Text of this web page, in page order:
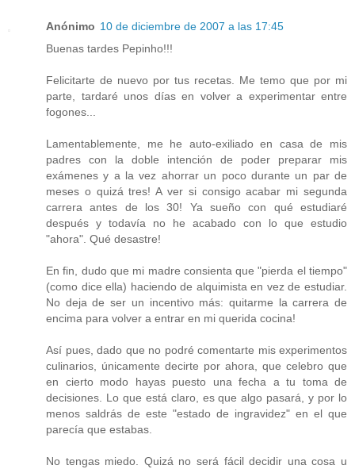
Anónimo 10 de diciembre de 2007 a las 17:45
Buenas tardes Pepinho!!!
Felicitarte de nuevo por tus recetas. Me temo que por mi
parte, tardaré unos días en volver a experimentar entre
fogones...
Lamentablemente, me he auto-exiliado en casa de mis
padres con la doble intención de poder preparar mis
exámenes y a la vez ahorrar un poco durante un par de
meses o quizá tres! A ver si consigo acabar mi segunda
carrera antes de los 30! Ya sueño con qué estudiaré
después y todavía no he acabado con lo que estudio
"ahora". Qué desastre!
En fin, dudo que mi madre consienta que "pierda el tiempo"
(como dice ella) haciendo de alquimista en vez de estudiar.
No deja de ser un incentivo más: quitarme la carrera de
encima para volver a entrar en mi querida cocina!
Así pues, dado que no podré comentarte mis experimentos
culinarios, únicamente decirte por ahora, que celebro que
en cierto modo hayas puesto una fecha a tu toma de
decisiones. Lo que está claro, es que algo pasará, y por lo
menos saldrás de este "estado de ingravidez" en el que
parecía que estabas.
No tengas miedo. Quizá no será fácil decidir una cosa u